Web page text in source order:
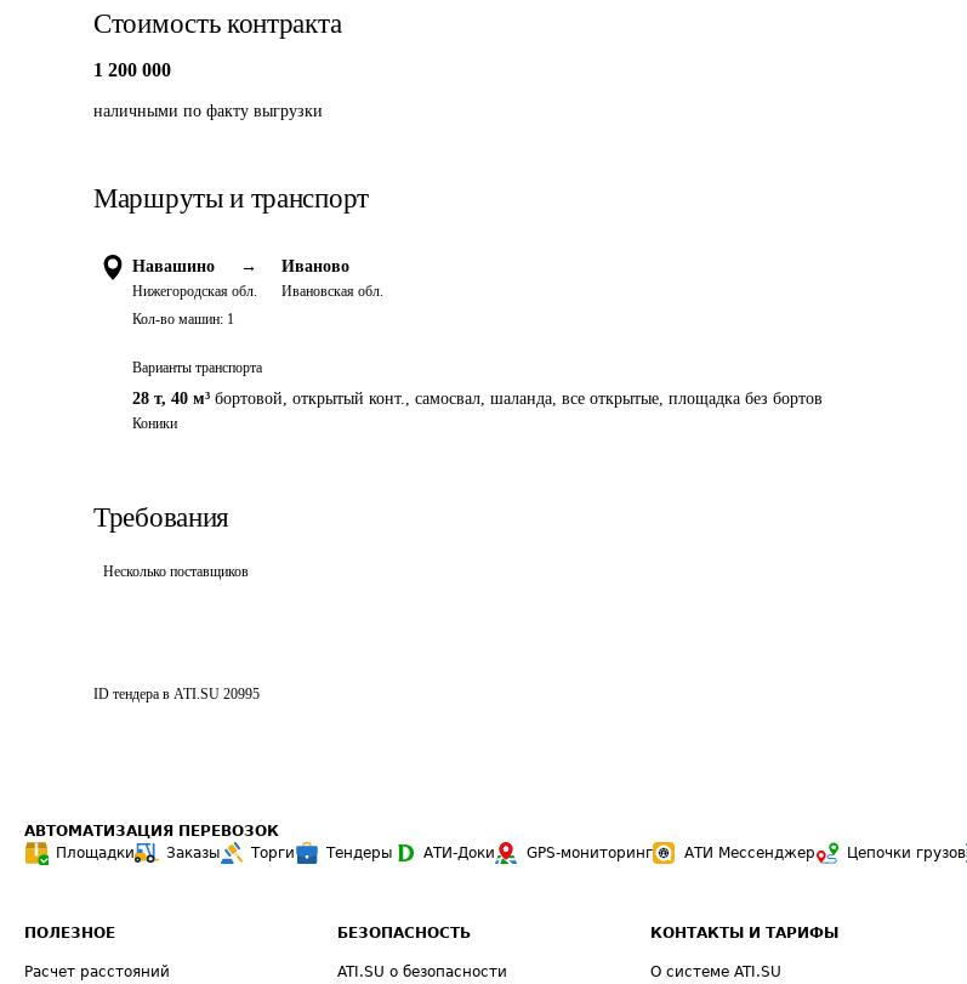
Стоимость контракта
1 200 000
наличными по факту выгрузки
Маршруты и транспорт
Навашино →
Нижегородская обл.
Иваново
Ивановская обл.
Кол-во машин: 1
Варианты транспорта
28 т, 40 м³ бортовой, открытый конт., самосвал, шаланда, все открытые, площадка без бортов
Коники
Требования
Несколько поставщиков
ID тендера в ATI.SU 20995
АВТОМАТИЗАЦИЯ ПЕРЕВОЗОК
Площадки
Заказы Торги Тендеры АТИ-Доки GPS-мониторинг АТИ Мессенджер Цепочки грузов
ПОЛЕЗНОЕ
Расчет расстояний
БЕЗОПАСНОСТЬ
ATI.SU о безопасности
КОНТАКТЫ И ТАРИФЫ
О системе ATI.SU